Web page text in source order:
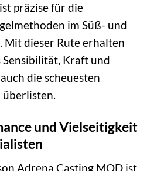
präzise für die
im Süß- und
Mit dieser Rute erhalten
Sensibilität, Kraft und
die scheuesten
überlisten.
und Vielseitigkeit
Adrena Casting MOD ist